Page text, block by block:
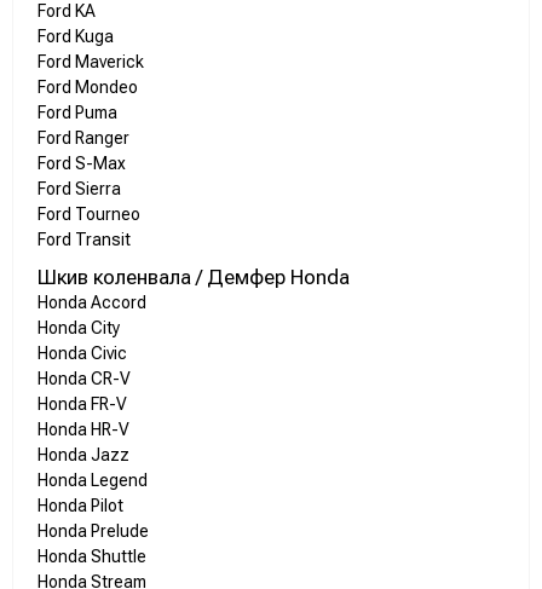
Ford KA
Ford Kuga
Ford Maverick
Ford Mondeo
Ford Puma
Ford Ranger
Ford S-Max
Ford Sierra
Ford Tourneo
Ford Transit
Шкив коленвала / Демфер Honda
Honda Accord
Honda City
Honda Civic
Honda CR-V
Honda FR-V
Honda HR-V
Honda Jazz
Honda Legend
Honda Pilot
Honda Prelude
Honda Shuttle
Honda Stream